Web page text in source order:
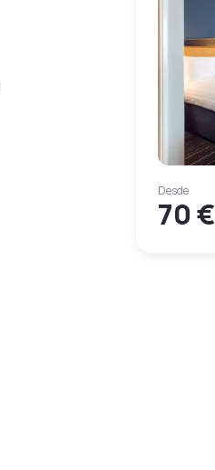
Desde
70 €